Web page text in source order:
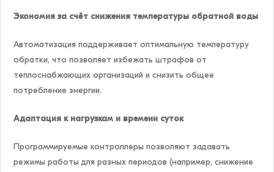
Экономия за счёт снижения температуры обратной воды
Автоматизация поддерживает оптимальную температуру
обратки, что позволяет избежать штрафов от
теплоснабжающих организаций и снизить общее
потребление энергии.
Адаптация к нагрузкам и времени суток
Программируемые контроллеры позволяют задавать
режимы работы для разных периодов (например, снижение